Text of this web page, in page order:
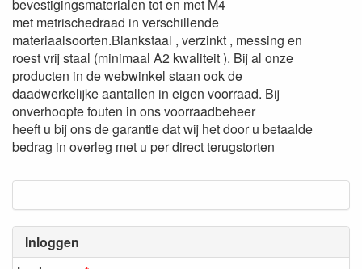
Inloggen
bevestigingsmaterialen tot en met M4
met metrischedraad in verschillende
materiaalsoorten.Blankstaal , verzinkt , messing en
roest vrij staal (minimaal A2 kwaliteit ). Bij al onze
producten in de webwinkel staan ook de
daadwerkelijke aantallen in eigen voorraad. Bij
onverhoopte fouten in ons voorraadbeheer
heeft u bij ons de garantie dat wij het door u betaalde
bedrag in overleg met u per direct terugstorten